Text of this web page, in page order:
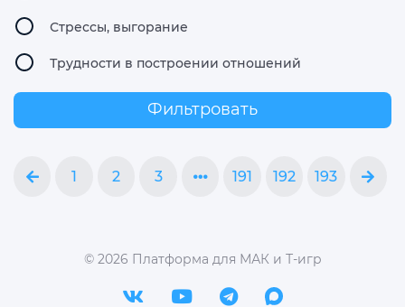
Стрессы, выгорание
Трудности в построении отношений
Фильтровать
1 2 3 191 192 193
© 2026 Платформа для МАК и Т-игр